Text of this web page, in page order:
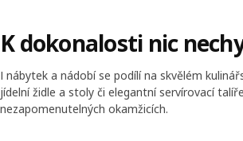
K dokonalosti nic
I nábytek a nádobí se podílí na skvělém
jídelní židle a stoly či elegantní servírovací
nezapomenutelných okamžicích.